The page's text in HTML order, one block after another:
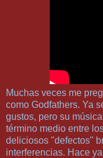
Muchas veces me
como Godfathers. Ya
gustos, pero su
término medio entre
deliciosos "defectos"
interferencias. Hace